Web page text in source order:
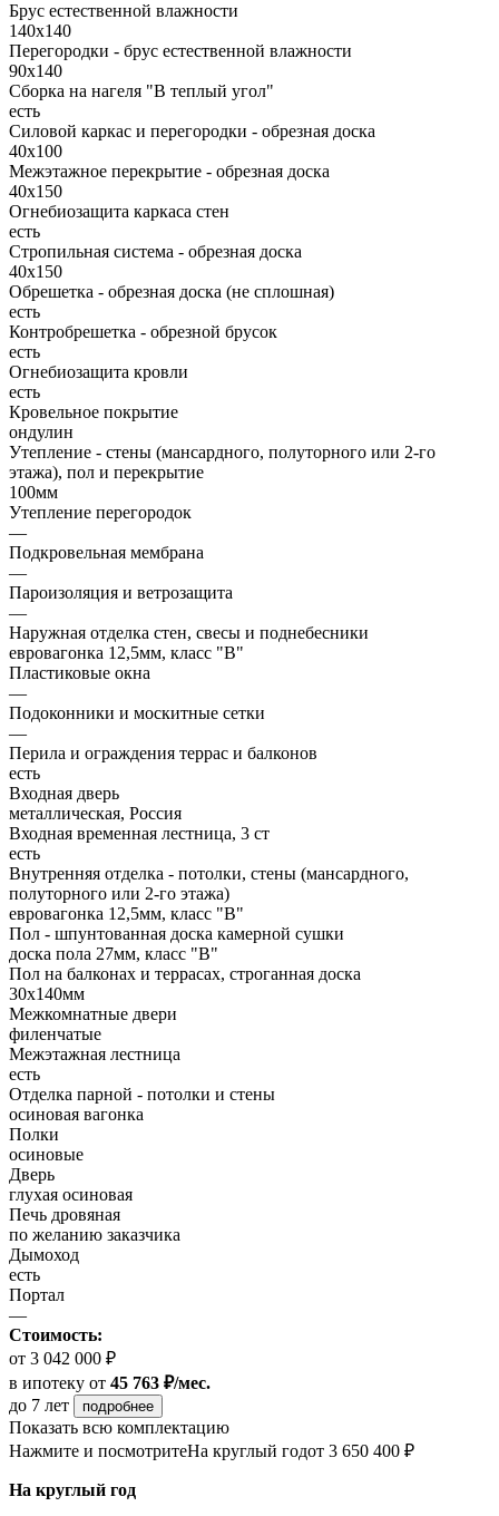
Брус естественной влажности
140х140
Перегородки - брус естественной влажности
90х140
Сборка на нагеля "В теплый угол"
есть
Силовой каркас и перегородки - обрезная доска
40х100
Межэтажное перекрытие - обрезная доска
40х150
Огнебиозащита каркаса стен
есть
Стропильная система - обрезная доска
40х150
Обрешетка - обрезная доска (не сплошная)
есть
Контробрешетка - обрезной брусок
есть
Огнебиозащита кровли
есть
Кровельное покрытие
ондулин
Утепление - стены (мансардного, полуторного или 2-го
этажа), пол и перекрытие
100мм
Утепление перегородок
—
Подкровельная мембрана
—
Пароизоляция и ветрозащита
—
Наружная отделка стен, свесы и поднебесники
евровагонка 12,5мм, класс "В"
Пластиковые окна
—
Подоконники и москитные сетки
—
Перила и ограждения террас и балконов
есть
Входная дверь
металлическая, Россия
Входная временная лестница, 3 ст
есть
Внутренняя отделка - потолки, стены (мансардного,
полуторного или 2-го этажа)
евровагонка 12,5мм, класс "В"
Пол - шпунтованная доска камерной сушки
доска пола 27мм, класс "B"
Пол на балконах и террасах, строганная доска
30x140мм
Межкомнатные двери
филенчатые
Межэтажная лестница
есть
Отделка парной - потолки и стены
осиновая вагонка
Полки
осиновые
Дверь
глухая осиновая
Печь дровяная
по желанию заказчика
Дымоход
есть
Портал
—
Стоимость:
от 3 042 000 ₽
в ипотеку от 45 763 ₽/мес.
до 7 лет
подробнее
Показать всю комплектацию
Нажмите и посмотритеНа круглый годот 3 650 400 ₽
На круглый год